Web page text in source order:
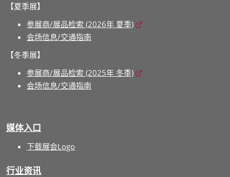
【夏季展】
参展商/展品检索 (2026年 夏季)
会场信息/交通指南
【冬季展】
参展商/展品检索 (2025年 冬季)
会场信息/交通指南
媒体入口
下载展会Logo
行业资讯